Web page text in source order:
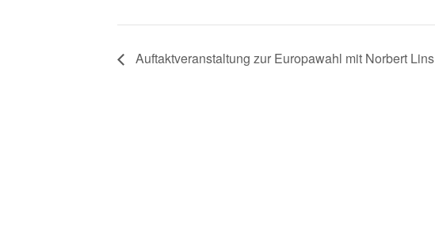
Auftaktveranstaltung zur Europawahl mit Norbert Lins